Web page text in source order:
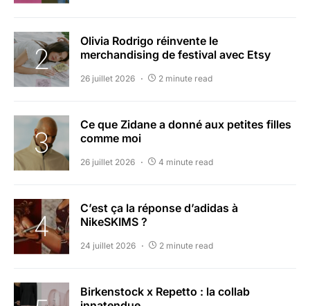
Olivia Rodrigo réinvente le
merchandising de festival avec Etsy
26 juillet 2026 2 minute read
Ce que Zidane a donné aux petites filles
comme moi
26 juillet 2026 4 minute read
C’est ça la réponse d’adidas à
NikeSKIMS ?
24 juillet 2026 2 minute read
Birkenstock x Repetto : la collab